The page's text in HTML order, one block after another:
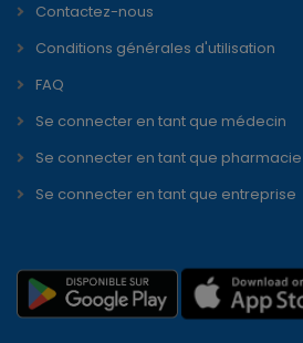
Contactez-nous
Conditions générales d'utilisation
FAQ
Se connecter en tant que médecin
Se connecter en tant que pharmacie
Se connecter en tant que entreprise